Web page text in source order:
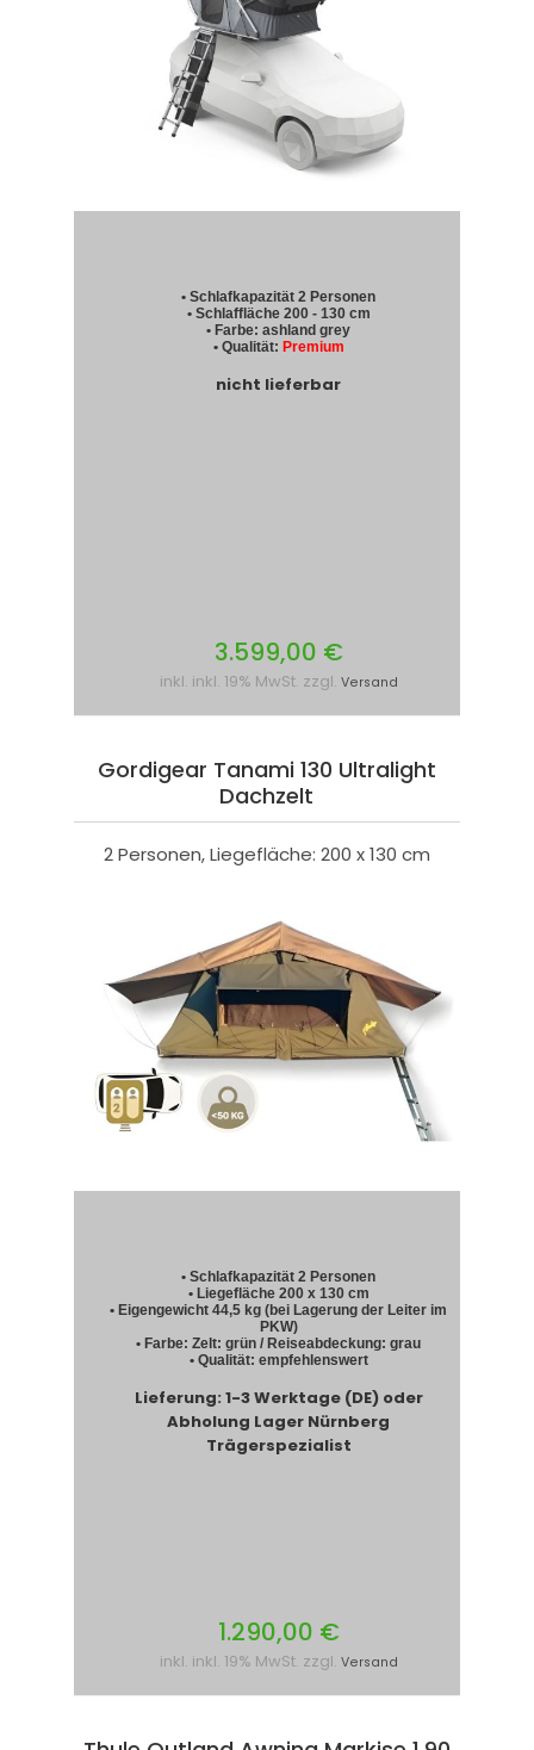
• Schlafkapazität 2 Personen
• Schlaffläche 200 - 130 cm
• Farbe: ashland grey
• Qualität: Premium
nicht lieferbar
3.599,00 €
inkl. inkl. 19% MwSt. zzgl. Versand
Gordigear Tanami 130 Ultralight
Dachzelt
2 Personen, Liegefläche: 200 x 130 cm
• Schlafkapazität 2 Personen
• Liegefläche 200 x 130 cm
• Eigengewicht 44,5 kg (bei Lagerung der Leiter im
PKW)
• Farbe: Zelt: grün / Reiseabdeckung: grau
• Qualität: empfehlenswert
Lieferung: 1-3 Werktage (DE) oder
Abholung Lager Nürnberg
Trägerspezialist
1.290,00 €
inkl. inkl. 19% MwSt. zzgl. Versand